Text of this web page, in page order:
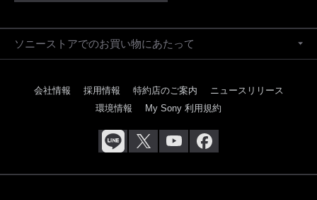
ソニーストアでのお買い物にあたって
会社情報 採用情報 特約店のご案内
ニュースリリース
環境情報
My Sony 利用規約